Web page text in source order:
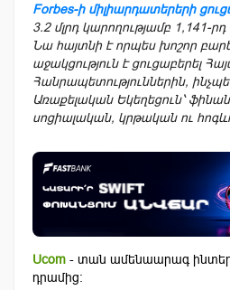
Forbes-ի միլիարդատերերի
3.2 մլրդ կարողությամբ 1,141-
Նա հայտնի է որպես խոշոր
աջակցություն է ցուցաբերել
Հանրապետություններին,
Առաքելական Եկեղեցուն՝
սոցիալական, կրթական ու
Ucom - տան ամենաարագ
դրամից: